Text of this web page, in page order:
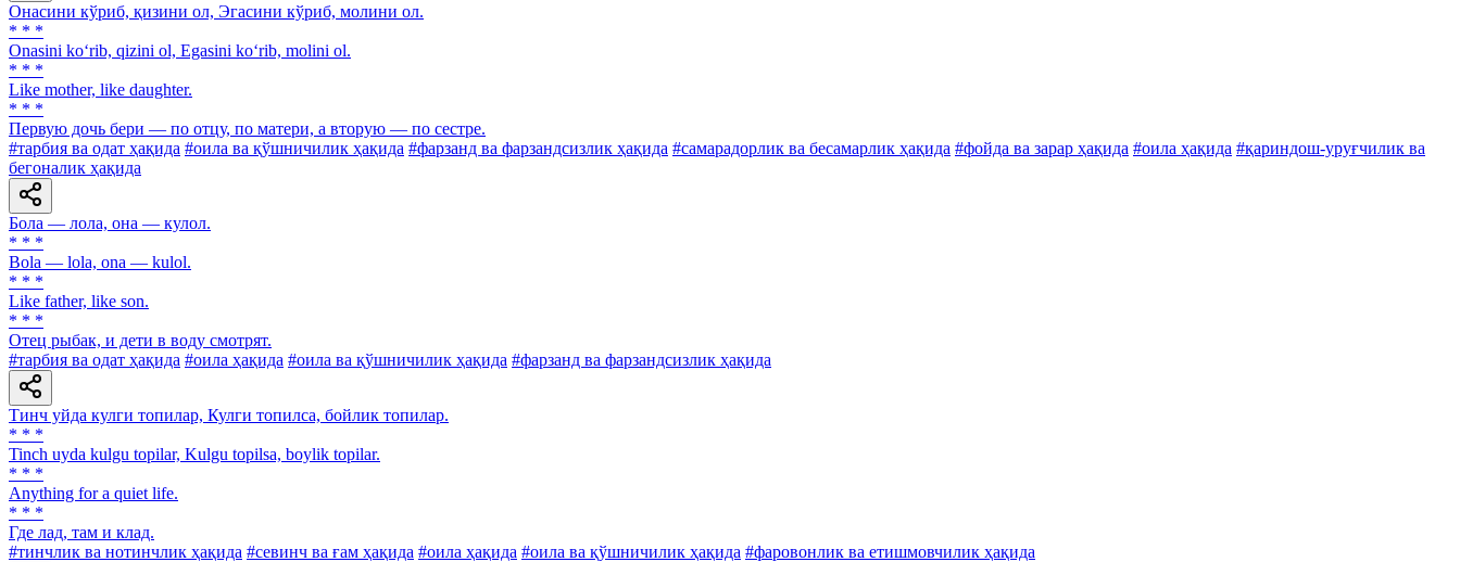
Онасини кўриб, қизини ол, Эгасини кўриб, молини ол.
* * *
Onasini ko‘rib, qizini ol, Egasini ko‘rib, molini ol.
* * *
Like mother, like daughter.
* * *
Первую дочь бери — по отцу, по матери, а вторую — по сестре.
#тарбия ва одат ҳақида #оила ва қўшничилик ҳақида #фарзанд ва фарзандсизлик ҳақида #самарадорлик ва бесамарлик ҳақида #фойда ва зарар ҳақида #оила ҳақида #қариндош-уруғчилик ва
бегоналик ҳақида
Бола — лола, она — кулол.
* * *
Bola — lola, ona — kulol.
* * *
Like father, like son.
* * *
Отец рыбак, и дети в воду смотрят.
#тарбия ва одат ҳақида #оила ҳақида #оила ва қўшничилик ҳақида #фарзанд ва фарзандсизлик ҳақида
Тинч уйда кулги топилар, Кулги топилса, бойлик топилар.
* * *
Tinch uyda kulgu topilar, Kulgu topilsa, boylik topilar.
* * *
Anything for a quiet life.
* * *
Где лад, там и клад.
#тинчлик ва нотинчлик ҳақида #севинч ва ғам ҳақида #оила ҳақида #оила ва қўшничилик ҳақида #фаровонлик ва етишмовчилик ҳақида